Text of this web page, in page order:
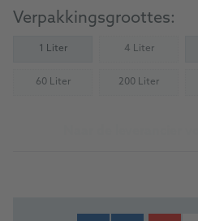
Verpakkingsgroottes:
1 Liter 4 Liter
(Not available)
60 Liter
(Not available) 200 Liter(Not available)